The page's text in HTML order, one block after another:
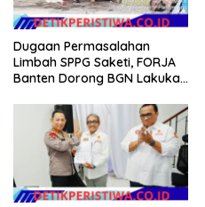
Dugaan Permasalahan
Limbah SPPG Saketi, FORJA
Banten Dorong BGN Lakukan